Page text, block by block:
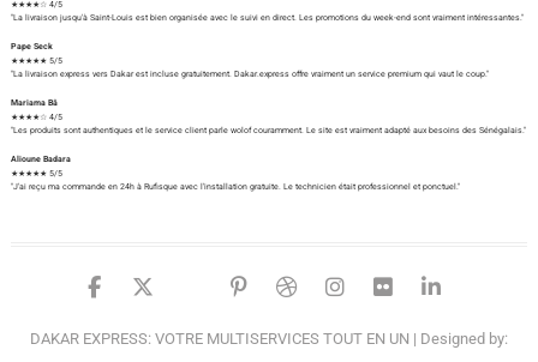
★★★★☆ 4/5
"La livraison jusqu'à Saint-Louis est bien organisée avec le suivi en direct. Les promotions du week-end sont vraiment intéressantes."
Pape Seck
★★★★★ 5/5
"La livraison express vers Dakar est incluse gratuitement. Dakar.express offre vraiment un service premium qui vaut le coup."
Mariama Bâ
★★★★☆ 4/5
"Les produits sont authentiques et le service client parle wolof couramment. Le site est vraiment adapté aux besoins des Sénégalais."
Alioune Badara
★★★★★ 5/5
"J'ai reçu ma commande en 24h à Rufisque avec l'installation gratuite. Le technicien était professionnel et ponctuel."
facebook
twitter
google
pinterest
dribbble
instagram
flickr
DAKAR EXPRESS: VOTRE MULTISERVICES TOUT EN UN | Designed by: